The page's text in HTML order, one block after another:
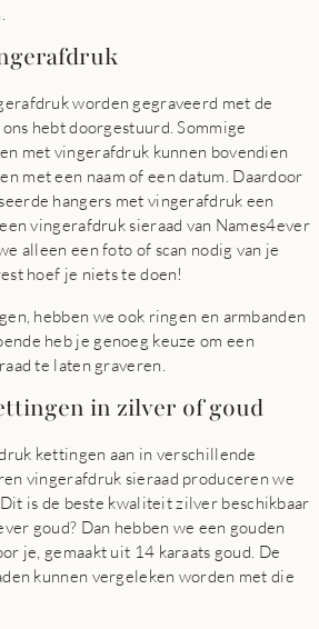
worden gegraveerd met de
hebt doorgestuurd. Sommige
met vingerafdruk kunnen bovendien
met een naam of een datum. Daardoor
hangers met vingerafdruk een
vingerafdruk sieraad van Names4ever
alleen een foto of scan nodig van je
hoef je niets te doen!
hebben we ook ringen en armbanden
heb je genoeg keuze om een
te laten graveren.
in zilver of goud
kettingen aan in verschillende
vingerafdruk sieraad produceren we
is de beste kwaliteit zilver beschikbaar
goud? Dan hebben we een gouden
je, gemaakt uit 14 karaats goud. De
kunnen vergeleken worden met die